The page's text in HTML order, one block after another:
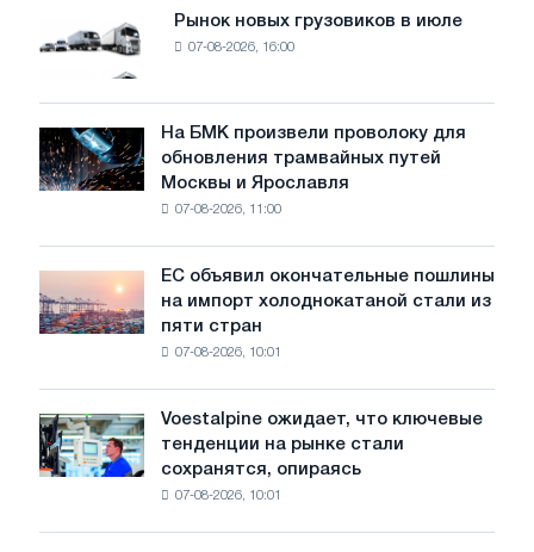
Рынок
новых
грузовиков
в
июле
Рынок новых грузовиков в июле
07-08-2026, 16:00
На
БМК
произвели
трамвайных
путей
Москвы
Ярославля
На БМК произвели проволоку для
обновления трамвайных путей
Москвы и Ярославля
07-08-2026, 11:00
объявил
окончательные
холоднокатаной
стали
из
стран
ЕС объявил окончательные пошлины
на импорт холоднокатаной стали из
пяти стран
07-08-2026, 10:01
Voestalpine
ожидает,
что
Voestalpine ожидает, что ключевые
тенденции на рынке стали
сохранятся, опираясь
07-08-2026, 10:01